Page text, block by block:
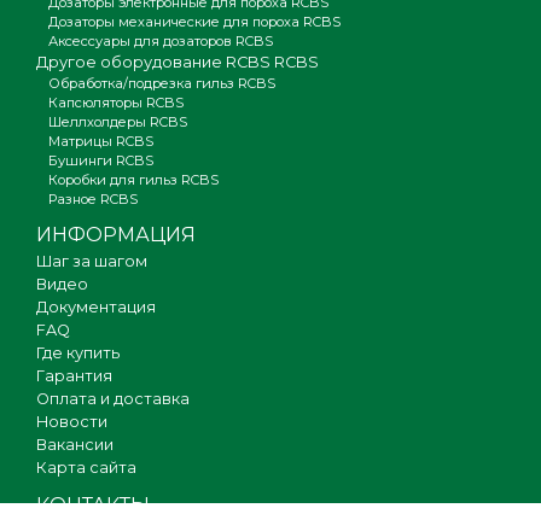
Дозаторы механические для пороха RCBS
Аксессуары для дозаторов RCBS
Другое оборудование RCBS RCBS
Обработка/подрезка гильз RCBS
Капсюляторы RCBS
Шеллхолдеры RCBS
Матрицы RCBS
Бушинги RCBS
Коробки для гильз RCBS
Разное RCBS
ИНФОРМАЦИЯ
Шаг за шагом
Видео
Документация
FAQ
Где купить
Гарантия
Оплата и доставка
Новости
Вакансии
Карта сайта
КОНТАКТЫ